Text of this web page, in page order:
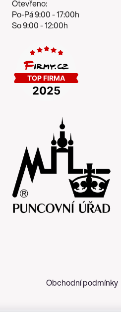
Otevřeno:
Po-Pá 9:00 - 17:00h
So 9:00 - 12:00h
Obchodní podmínky